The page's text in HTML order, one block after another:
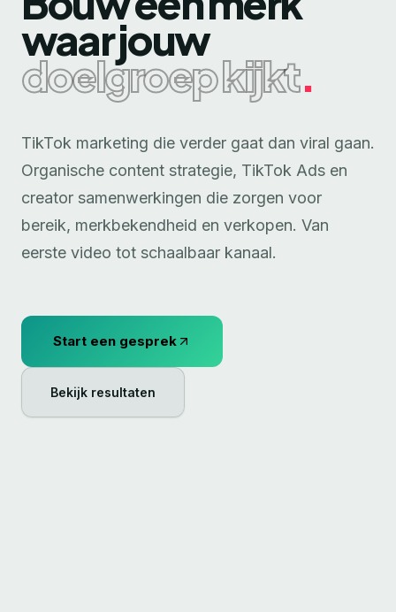
waar jouw
doelgroep kijkt.
TikTok marketing die verder gaat dan viral gaan.
Organische content strategie, TikTok Ads en
creator samenwerkingen die zorgen voor
bereik, merkbekendheid en verkopen. Van
eerste video tot schaalbaar kanaal.
Start een gesprek
Bekijk resultaten